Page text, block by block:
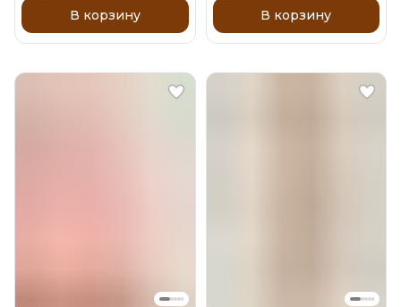
В корзину В корзину